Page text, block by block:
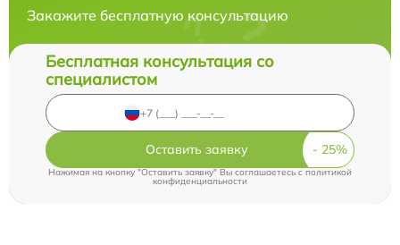
Закажите бесплатную консультацию
Бесплатная консультация со
специалистом
Оставить заявку
Нажимая на кнопку "Оставить заявку" Вы соглашаетесь c политикой
конфиденциальности